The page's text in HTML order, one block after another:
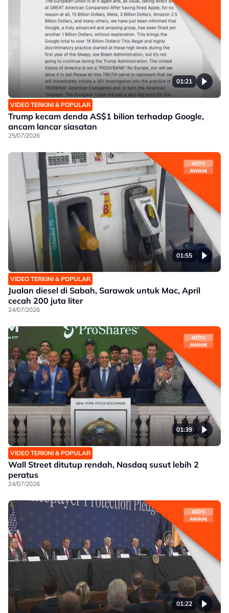
01:21
VIDEO TERKINI & POPULAR
Trump kecam denda AS$1 bilion terhadap Google,
ancam lancar siasatan
25/07/2026
01:55
VIDEO TERKINI & POPULAR
Jualan diesel di Sabah, Sarawak untuk Mac, April
cecah 200 juta liter
24/07/2026
01:39
VIDEO TERKINI & POPULAR
Wall Street ditutup rendah, Nasdaq susut lebih 2
peratus
24/07/2026
01:22